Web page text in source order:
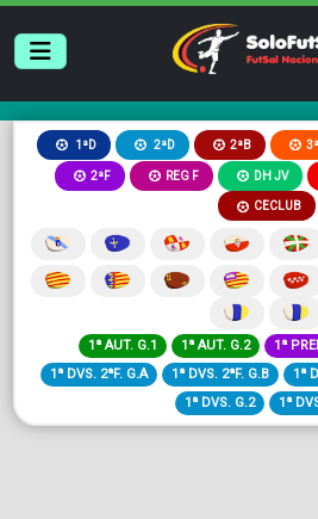
1ªD 2ªD 2ªB
2ªF REG F DH JV
CECLUB
1ª AUT. G.1 1ª AUT. G.2 1ª
1ª DVS. 2ªF. G.A
1ª DVS. 2ªF. G.B 1ª
1ª DVS. G.2
1ª